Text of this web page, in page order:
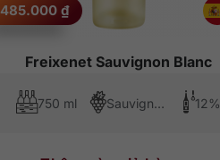
Freixenet Sauvignon Blanc
485.000 ₫
750 ml Sauvignon Blanc 12%